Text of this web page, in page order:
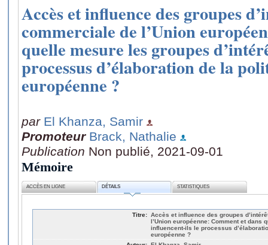
Accès et influence des groupes
commerciale de l’Union
quelle mesure les groupes
processus d’élaboration de la
européenne ?
par El Khanza, Samir
Promoteur Brack, Nathalie
Publication Non publié, 2021-09-01
Mémoire
ACCÈS EN LIGNE DÉTAILS STATISTIQUES
Titre: Accès et influence des groupes
l’Union européenne: Comment et dans
influencent-ils le processus
européenne ?